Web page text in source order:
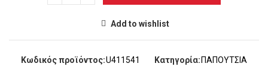
Add to wishlist
Κωδικός προϊόντος:U411541 Κατηγορία: ΠΑΠΟΥΤΣΙΑ